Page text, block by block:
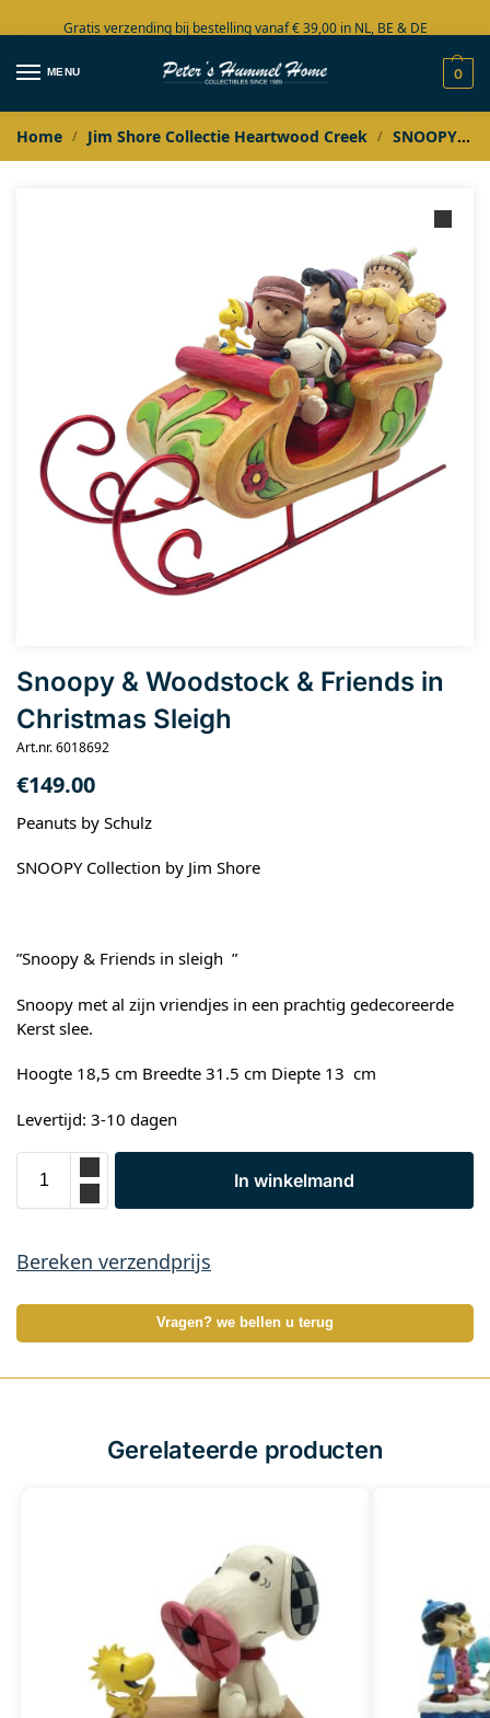
Gratis verzending bij bestelling vanaf € 39,00 in NL, BE & DE
Grote collectie in voorraad
MENU 0
Home / Jim Shore Collectie Heartwood Creek / SNOOPY
Snoopy & Woodstock & Friends in
Christmas Sleigh
Art.nr. 6018692
€149.00
Peanuts by Schulz
SNOOPY Collection by Jim Shore
”Snoopy & Friends in sleigh ”
Snoopy met al zijn vriendjes in een prachtig gedecoreerde
Kerst slee.
Hoogte 18,5 cm Breedte 31.5 cm Diepte 13 cm
Levertijd: 3-10 dagen
In winkelmand
Bereken verzendprijs
Vragen? we bellen u terug
Gerelateerde producten